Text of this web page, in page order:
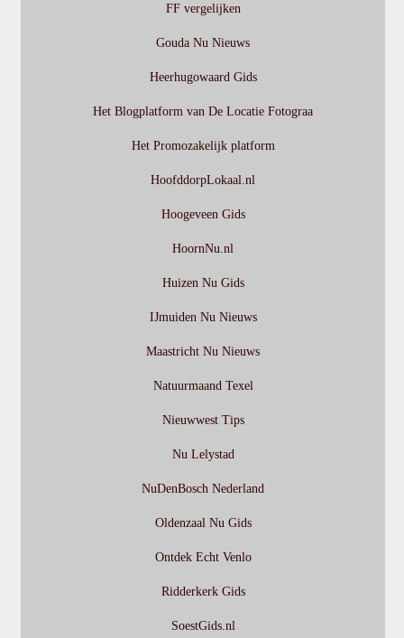
FF vergelijken
Gouda Nu Nieuws
Heerhugowaard Gids
Het Blogplatform van De Locatie Fotograa
Het Promozakelijk platform
HoofddorpLokaal.nl
Hoogeveen Gids
HoornNu.nl
Huizen Nu Gids
IJmuiden Nu Nieuws
Maastricht Nu Nieuws
Natuurmaand Texel
Nieuwwest Tips
Nu Lelystad
NuDenBosch Nederland
Oldenzaal Nu Gids
Ontdek Echt Venlo
Ridderkerk Gids
SoestGids.nl